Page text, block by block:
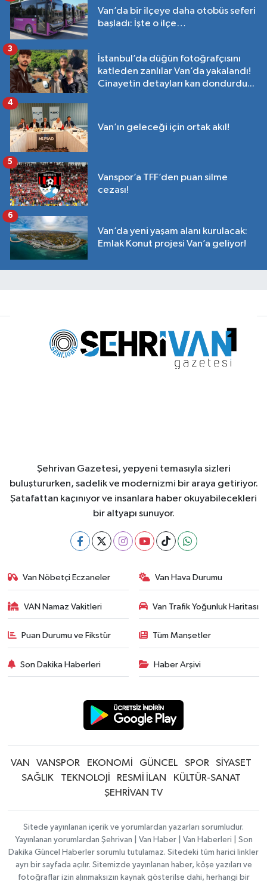
Van’da bir ilçeye daha otobüs seferi
başladı: İşte o ilçe…
İstanbul’da düğün fotoğrafçısını
katleden zanlılar Van’da yakalandı!
Cinayetin detayları kan dondurdu...
3
Van’ın geleceği için ortak akıl!
4
Vanspor’a TFF’den puan silme
cezası!
5
Van’da yeni yaşam alanı kurulacak:
Emlak Konut projesi Van’a geliyor!
6
Şehrivan Gazetesi, yepyeni temasıyla sizleri
buluştururken, sadelik ve modernizmi bir araya getiriyor.
Şatafattan kaçınıyor ve insanlara haber okuyabilecekleri
bir altyapı sunuyor.
Van Nöbetçi Eczaneler Van Hava Durumu
VAN Namaz Vakitleri Van Trafik Yoğunluk Haritası
Puan Durumu ve Fikstür Tüm Manşetler
Son Dakika Haberleri Haber Arşivi
VAN VANSPOR EKONOMİ GÜNCEL SPOR
SİYASET
SAĞLIK
TEKNOLOJİ RESMİ İLAN
KÜLTÜR-SANAT
ŞEHRİVAN TV
Sitede yayınlanan içerik ve yorumlardan yazarları sorumludur.
Yayınlanan yorumlardan Şehrivan | Van Haber | Van Haberleri | Son
Dakika Güncel Haberler sorumlu tutulamaz. Sitedeki tüm harici linkler
ayrı bir sayfada açılır. Sitemizde yayınlanan haber, köşe yazıları ve
fotoğraflar izin alınmaksızın kaynak gösterilse dahi, herhangi bir